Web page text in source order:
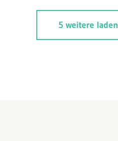
5 weitere laden